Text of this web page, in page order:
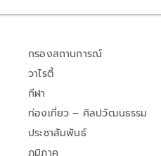
กรองสถานการณ์
วาไรตี้
กีฬา
ท่องเที่ยว – ศิลปวัฒนธรรม
ประชาสัมพันธ์